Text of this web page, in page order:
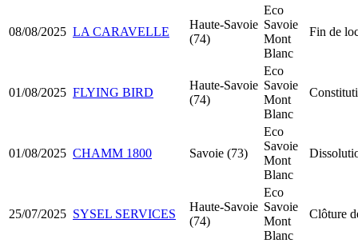
08/08/2025 LA CARAVELLE
Haute-Savoie
(74)
Eco
Savoie
Mont
Blanc
Fin de
01/08/2025 FLYING BIRD
Haute-Savoie
(74)
Eco
Savoie
Mont
Blanc
01/08/2025 CHAMM 1800 Savoie (73)
Eco
Savoie
Mont
Blanc
25/07/2025 SYSEL SERVICES
Haute-Savoie
(74)
Eco
Savoie
Mont
Blanc
Clôture